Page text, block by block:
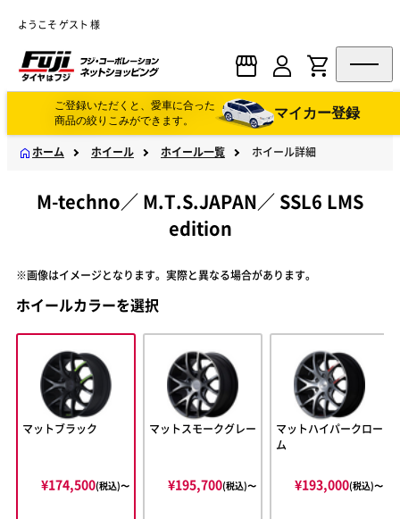
ようこそ ゲスト 様
ご登録いただくと、愛車に合った
商品の絞りこみができます。
マイカー登録
ホーム ホイール ホイール一覧 ホイール詳細
M-techno／ M.T.S.JAPAN／ SSL6 LMS
edition
※画像はイメージとなります。実際と異なる場合があります。
ホイールカラーを選択
マットブラック
¥174,500(税込)〜
マットスモークグレー
¥195,700(税込)〜
マットハイパークロー
ム
¥193,000(税込)〜